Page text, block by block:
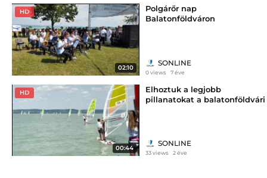
HD
02:10
Polgárőr nap
Balatonföldváron
SONLINE
0 views 7 éve
HD
00:44
Elhoztuk a legjobb
pillanatokat a balatonföldvári
SONLINE
33 views 2 éve